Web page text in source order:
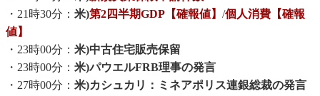
・21時30分： 米)第2四半期GDP【確報値】 /個人消費【確報
値】
・23時00分： 米)中古住宅販売保留
・23時00分： 米)パウエルFRB理事の発言
・27時00分： 米)カシュカリ：ミネアポリス連銀総裁の発言